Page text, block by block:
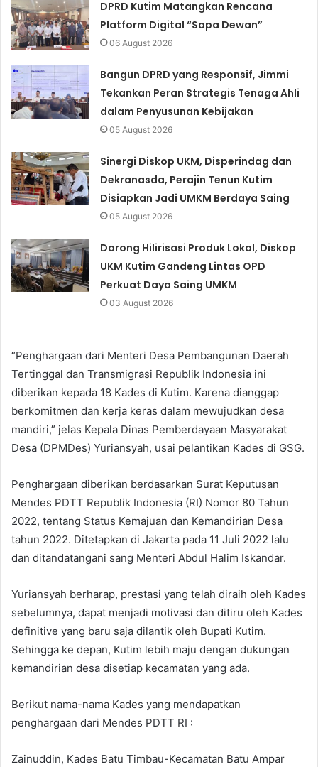
DPRD Kutim Matangkan Rencana
Platform Digital “Sapa Dewan”
06 August 2026
Bangun DPRD yang Responsif, Jimmi
Tekankan Peran Strategis Tenaga Ahli
dalam Penyusunan Kebijakan
05 August 2026
Sinergi Diskop UKM, Disperindag dan
Dekranasda, Perajin Tenun Kutim
Disiapkan Jadi UMKM Berdaya Saing
05 August 2026
Dorong Hilirisasi Produk Lokal, Diskop
UKM Kutim Gandeng Lintas OPD
Perkuat Daya Saing UMKM
03 August 2026
“Penghargaan dari Menteri Desa Pembangunan Daerah
Tertinggal dan Transmigrasi Republik Indonesia ini
diberikan kepada 18 Kades di Kutim. Karena dianggap
berkomitmen dan kerja keras dalam mewujudkan desa
mandiri,” jelas Kepala Dinas Pemberdayaan Masyarakat
Desa (DPMDes) Yuriansyah, usai pelantikan Kades di GSG.
Penghargaan diberikan berdasarkan Surat Keputusan
Mendes PDTT Republik Indonesia (RI) Nomor 80 Tahun
2022, tentang Status Kemajuan dan Kemandirian Desa
tahun 2022. Ditetapkan di Jakarta pada 11 Juli 2022 lalu
dan ditandatangani sang Menteri Abdul Halim Iskandar.
Yuriansyah berharap, prestasi yang telah diraih oleh Kades
sebelumnya, dapat menjadi motivasi dan ditiru oleh Kades
definitive yang baru saja dilantik oleh Bupati Kutim.
Sehingga ke depan, Kutim lebih maju dengan dukungan
kemandirian desa disetiap kecamatan yang ada.
Berikut nama-nama Kades yang mendapatkan
penghargaan dari Mendes PDTT RI :
Zainuddin, Kades Batu Timbau-Kecamatan Batu Ampar